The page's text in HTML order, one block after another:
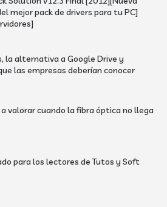
mejor pack de drivers para tu PC]
la alternativa a Google Drive y
las empresas deberían conocer
valorar cuando la fibra óptica no llega
para los lectores de Tutos y Soft